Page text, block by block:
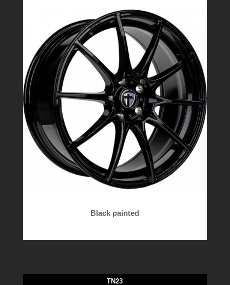
Black painted
TN23